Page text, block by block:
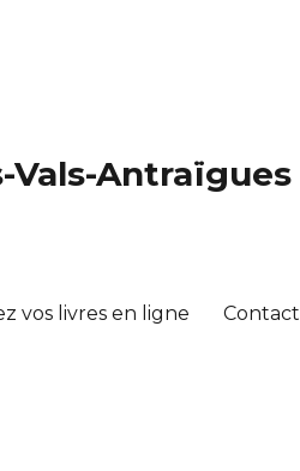
Vals-Antraïgues
vos livres en ligne Contact